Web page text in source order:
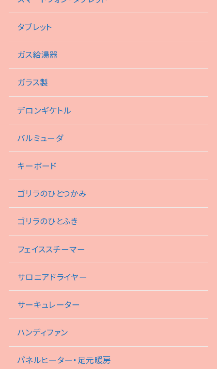
タブレット
ガス給湯器
ガラス製
デロンギケトル
バルミューダ
キーボード
ゴリラのひとつかみ
ゴリラのひとふき
フェイススチーマー
サロニアドライヤー
サーキュレーター
ハンディファン
パネルヒーター・足元暖房